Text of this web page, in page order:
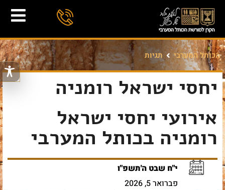
הכותל המערבי תגיות
יחסי ישראל רומניה
אירועי יחסי ישראל
רומניה בכותל המערבי
י"ח שבט ה'תשפ"ו
פברואר 5, 2026